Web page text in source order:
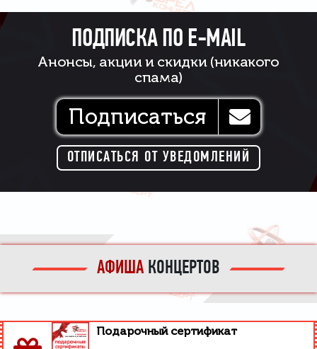
ПОДПИСКА ПО E-MAIL
Анонсы, акции и скидки (никакого
спама)
Подписаться
ОТПИСАТЬСЯ ОТ УВЕДОМЛЕНИЙ
АФИША КОНЦЕРТОВ
Подарочный сертификат